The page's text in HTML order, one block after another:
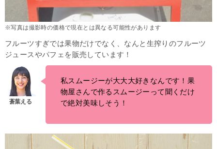
※写真は撮影時の価格で現在とは異なる可能性があります
フルーツすぎでは果物だけでなく、なんと生搾りのフルーツ
ジュースやパフェを販売しています！
私スムージーが大大大好きなんです！果
物屋さんで作るスムージーって聞くだけ
で絶対美味しそう！